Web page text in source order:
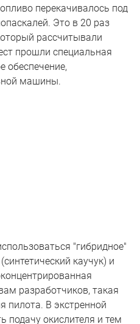
перекачивалось под
Это в 20 раз
рассчитывали
прошли специальная
обеспечение,
машины.
"гибридное"
каучук) и
разработчиков, такая
пилота. В экстренной
подачу окислителя и тем